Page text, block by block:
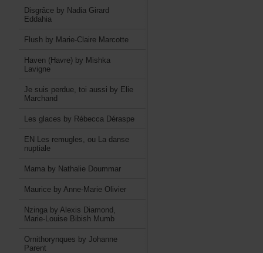
DisgrâcebyNadiaGirard
Eddahia
FlushbyMarie-ClaireMarcotte
Haven(Havre)byMishka
Lavigne
Jesuisperdue,toiaussibyElie
Marchand
LesglacesbyRébeccaDéraspe
ENLesremugles,ouLadanse
nuptiale
MamabyNathalieDoummar
MauricebyAnne-MarieOlivier
NzingabyAlexisDiamond,
Marie-LouiseBibishMumb
OrnithorynquesbyJohanne
Parent